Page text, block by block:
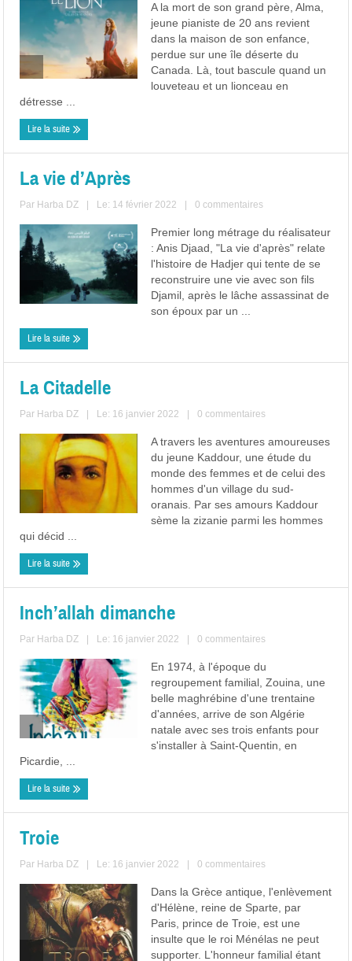
A la mort de son grand père, Alma,
jeune pianiste de 20 ans revient
dans la maison de son enfance,
perdue sur une île déserte du
Canada. Là, tout bascule quand un
louveteau et un lionceau en
détresse ...
Lire la suite
La vie d’Après
Par Harba DZ Le: 14 février 2022 0 commentaires
Premier long métrage du réalisateur
: Anis Djaad, "La vie d'après" relate
l'histoire de Hadjer qui tente de se
reconstruire une vie avec son fils
Djamil, après le lâche assassinat de
son époux par un ...
Lire la suite
La Citadelle
Par Harba DZ Le: 16 janvier 2022 0 commentaires
A travers les aventures amoureuses
du jeune Kaddour, une étude du
monde des femmes et de celui des
hommes d'un village du sud-
oranais. Par ses amours Kaddour
sème la zizanie parmi les hommes
qui décid ...
Lire la suite
Inch’allah dimanche
Par Harba DZ Le: 16 janvier 2022 0 commentaires
En 1974, à l'époque du
regroupement familial, Zouina, une
belle maghrébine d'une trentaine
d'années, arrive de son Algérie
natale avec ses trois enfants pour
s'installer à Saint-Quentin, en
Picardie, ...
Lire la suite
Troie
Par Harba DZ Le: 16 janvier 2022 0 commentaires
Dans la Grèce antique, l'enlèvement
d'Hélène, reine de Sparte, par
Paris, prince de Troie, est une
insulte que le roi Ménélas ne peut
supporter. L'honneur familial étant